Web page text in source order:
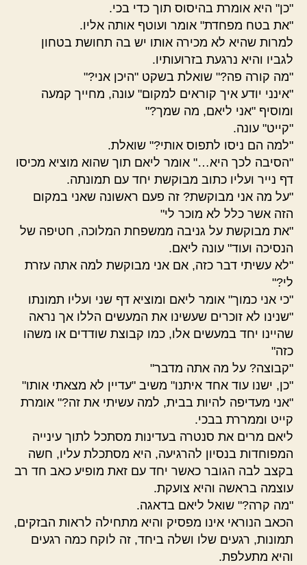
"כן" היא אומרת בהיסוס תוך כדי בכי.
"את בטח מפחדת" אומר ועוטף אותה אליו.
למרות שהיא לא מכירה אותו יש בה תחושת בטחון
לגביו והיא נרגעת בזרועותיו.
"מה קורה פה?" שואלת בשקט "היכן אני?"
"אינני יודע איך קוראים למקום" עונה, מחייך קמעה
ומוסיף "אני ליאם, מה שמך?"
"קייט" עונה.
"למה הם ניסו לתפוס אותי?" שואלת.
"הסיבה לכך היא…" אומר ליאם תוך שהוא מוציא מכיסו
דף נייר ועליו כתוב מבוקשת יחד עם תמונתה.
"על מה אני מבוקשת? זה פעם ראשונה שאני במקום
הזה אשר כלל לא מוכר לי"
"את מבוקשת על גניבה ממשפחת המלוכה, חטיפה של
הנסיכה ועוד" עונה ליאם.
"לא עשיתי דבר כזה, אם אני מבוקשת למה אתה עזרת
לי?"
"כי אני כמוך" אומר ליאם ומוציא דף שני ועליו תמונתו
"שנינו לא זוכרים שעשינו את המעשים הללו אך נראה
שהיינו יחד במעשים אלו, כמו קבוצת שודדים או משהו
כזה"
"קבוצה? על מה אתה מדבר"
"כן, ישנו עוד אחד איתנו" משיב "עדיין לא מצאתי אותו"
"אני מעדיפה להיות בבית, למה עשיתי את זה?" אומרת
קייט וממררת בבכי.
ליאם מרים את סנטרה בעדינות מסתכל לתוך עינייה
המפוחדות בנסיון להרגיעה, היא מסתכלת עליו, חשה
בקצב לבה הגובר כאשר יחד עם זאת מופיע כאב חד רב
עוצמה בראשה והיא צועקת.
"מה קרה?" שואל ליאם בדאגה.
הכאב הנוראי אינו מפסיק והיא מתחילה לראות הבזקים,
תמונות, רגעים שלו ושלה ביחד, זה לוקח כמה רגעים
והיא מתעלפת.